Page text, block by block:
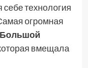
себе технология
огромная
Большой
вмещала